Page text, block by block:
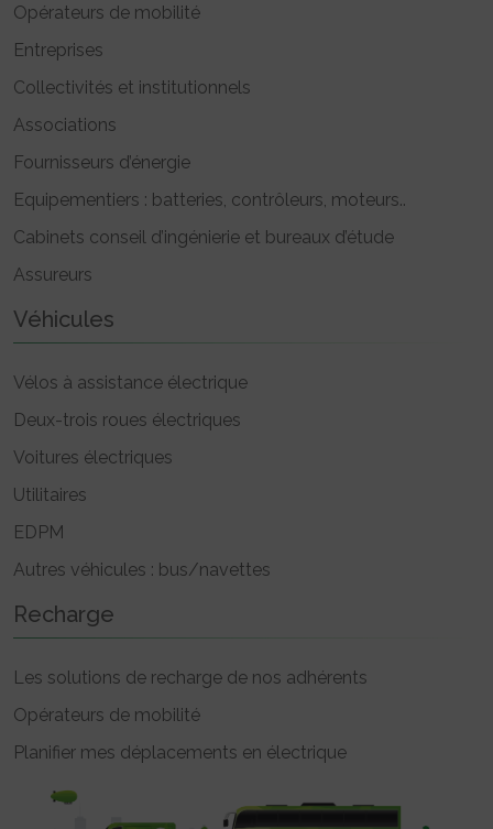
Opérateurs de mobilité
Entreprises
Collectivités et institutionnels
Associations
Fournisseurs d’énergie
Equipementiers : batteries, contrôleurs, moteurs..
Cabinets conseil d’ingénierie et bureaux d’étude
Assureurs
Véhicules
Vélos à assistance électrique
Deux-trois roues électriques
Voitures électriques
Utilitaires
EDPM
Autres véhicules : bus/navettes
Recharge
Les solutions de recharge de nos adhérents
Opérateurs de mobilité
Planifier mes déplacements en électrique